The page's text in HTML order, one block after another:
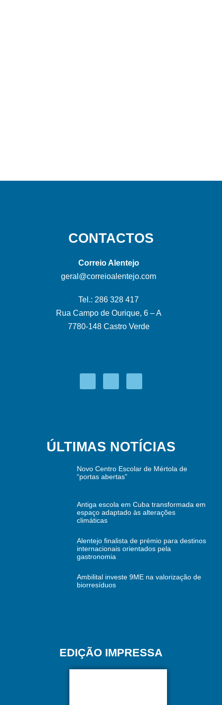
CONTACTOS
Correio Alentejo
geral@correioalentejo.com
Tel.: 286 328 417
Rua Campo de Ourique, 6 – A
7780-148 Castro Verde
ÚLTIMAS NOTÍCIAS
Novo Centro Escolar de Mértola de
“portas abertas”
Antiga escola em Cuba transformada em
espaço adaptado às alterações
climáticas
Alentejo finalista de prémio para destinos
internacionais orientados pela
gastronomia
Ambilital investe 9ME na valorização de
biorresíduos
EDIÇÃO IMPRESSA